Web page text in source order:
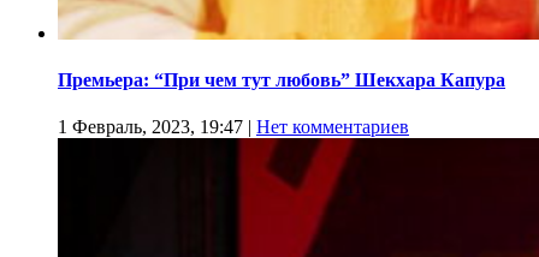
Премьера: “При чем тут любовь” Шекхара Капура
1 Февраль, 2023, 19:47 | Нет комментариев